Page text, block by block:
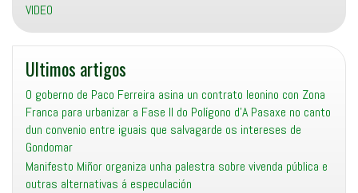
VIDEO
Ultimos artigos
O goberno de Paco Ferreira asina un contrato leonino con Zona
Franca para urbanizar a Fase II do Polígono d’A Pasaxe no canto
dun convenio entre iguais que salvagarde os intereses de
Gondomar
Manifesto Miñor organiza unha palestra sobre vivenda pública e
outras alternativas á especulación